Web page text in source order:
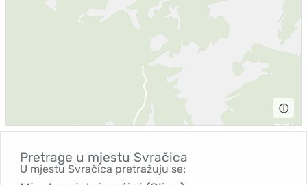
ⓘ
Pretrage u mjestu Svračica
U mjestu Svračica pretražuju se: